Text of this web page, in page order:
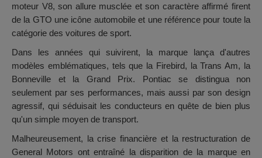
moteur V8, son allure musclée et son caractère affirmé firent
de la GTO une icône automobile et une référence pour toute la
catégorie des voitures de sport.
Dans les années qui suivirent, la marque lança d'autres
modèles emblématiques, tels que la Firebird, la Trans Am, la
Bonneville et la Grand Prix. Pontiac se distingua non
seulement par ses performances, mais aussi par son design
agressif, qui séduisait les conducteurs en quête de bien plus
qu'un simple moyen de transport.
Malheureusement, la crise financière et la restructuration de
General Motors ont entraîné la disparition de la marque en